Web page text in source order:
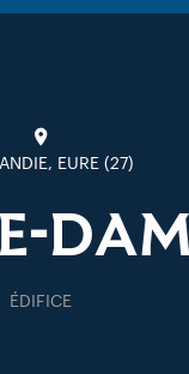
EURE (27)
ÉDIFICE